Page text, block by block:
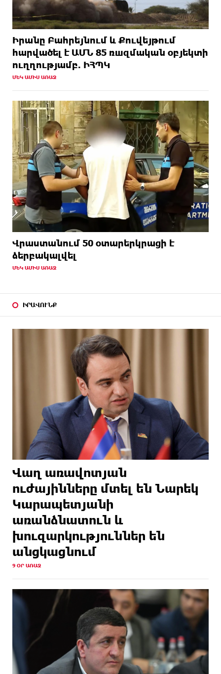
Իրանը Բահրեյնում և Քուվեյթում
hարվածել է ԱՄՆ 85 ռшզմական օբյեկտի
ուղղությամբ. ԻՀՊԿ
ՄԵԿ ԱՄԻՍ ԱՌԱՋ
Վրաստանում 50 օտարերկրացի է
ձերբակալվել
ՄԵԿ ԱՄԻՍ ԱՌԱՋ
ԻՐԱՎՈՒՆՔ
Վաղ առավոտյան
ուժայինները մտել են Նարեկ
Կարապետյանի
առանձնատուն և
խուզարկություններ են
անցկացնում
9 ՕՐ ԱՌԱՋ